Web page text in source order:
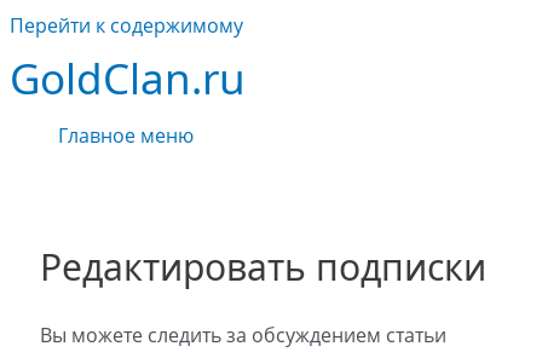
Перейти к содержимому
GoldClan.ru
Главное меню
Редактировать подписки
Вы можете следить за обсуждением статьи